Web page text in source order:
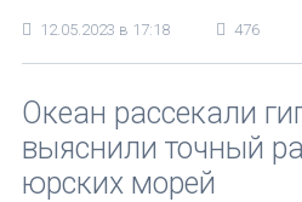
12.05.2023 в 17:18 476
Океан рассекали
выяснили точный
юрских морей